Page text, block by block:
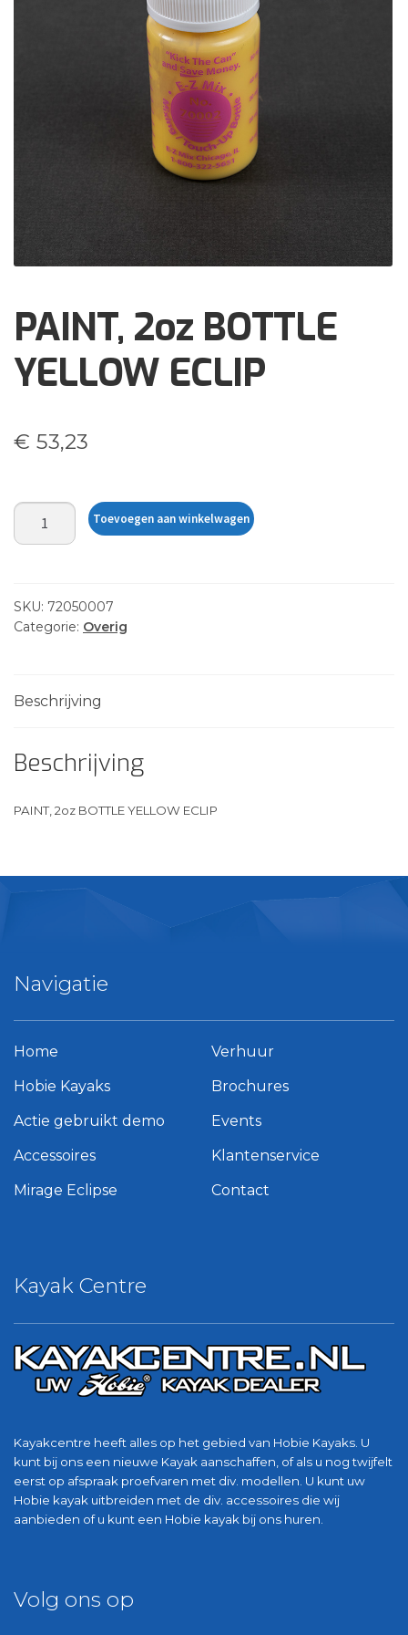
PAINT, 2oz BOTTLE
YELLOW ECLIP
€ 53,23
PAINT,
2oz
ECLIP
aantal
Toevoegen aan winkelwagen
SKU: 72050007
Categorie: Overig
Beschrijving
Beschrijving
PAINT, 2oz BOTTLE YELLOW ECLIP
Kayak Centre
Kayakcentre heeft alles op het gebied van Hobie Kayaks. U
kunt bij ons een nieuwe Kayak aanschaffen, of als u nog twijfelt
eerst op afspraak proefvaren met div. modellen. U kunt uw
Hobie kayak uitbreiden met de div. accessoires die wij
aanbieden of u kunt een Hobie kayak bij ons huren.
Navigatie
Home
Hobie Kayaks
Actie gebruikt demo
Accessoires
Mirage Eclipse
Verhuur
Brochures
Events
Klantenservice
Contact
Volg ons op